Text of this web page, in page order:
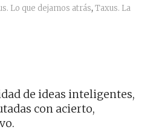
Lo que dejamos atrás, Taxus. La
de ideas inteligentes,
con acierto,